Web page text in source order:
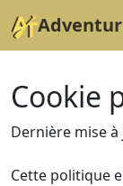
Cookie
Dernière mise
Cette politique